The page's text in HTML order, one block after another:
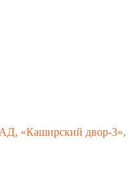
«Каширский двор-3»,